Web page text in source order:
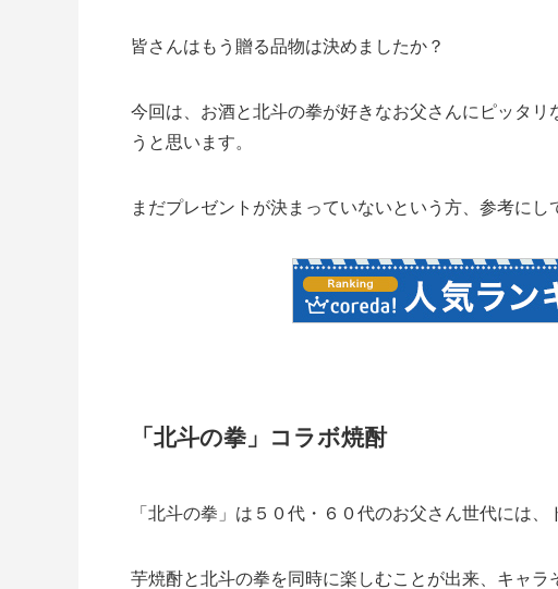
皆さんはもう贈る品物は決めましたか？
今回は、お酒と北斗の拳が好きなお父さんにピッタ
うと思います。
まだプレゼントが決まっていないという方、参考にし
「北斗の拳」コラボ焼酎
「北斗の拳」は５０代・６０代のお父さん世代には
芋焼酎と北斗の拳を同時に楽しむことが出来、キャ